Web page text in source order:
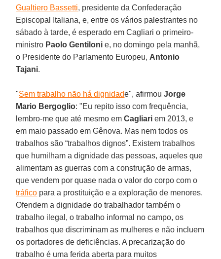
Gualtiero Bassetti, presidente da Confederação
Episcopal Italiana, e, entre os vários palestrantes no
sábado à tarde, é esperado em Cagliari o primeiro-
ministro Paolo Gentiloni e, no domingo pela manhã,
o Presidente do Parlamento Europeu, Antonio
Tajani.
"Sem trabalho não há dignidade", afirmouJorge
Mario Bergoglio: "Eu repito isso com frequência,
lembro-me que até mesmo emCagliari em 2013, e
em maio passado em Gênova. Mas nem todos os
trabalhos são “trabalhos dignos”. Existem trabalhos
que humilham a dignidade das pessoas, aqueles que
alimentam as guerras com a construção de armas,
que vendem por quase nada o valor do corpo com o
tráfico para a prostituição e a exploração de menores.
Ofendem a dignidade do trabalhador também o
trabalho ilegal, o trabalho informal no campo, os
trabalhos que discriminam as mulheres e não incluem
os portadores de deficiências. A precarização do
trabalho é uma ferida aberta para muitos